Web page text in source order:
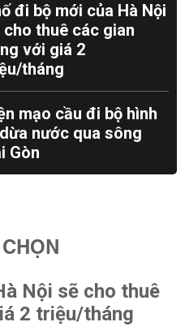
đi bộ mới của Hà Nội
cho thuê các gian
với giá 2
tháng
mạo cầu đi bộ hình
nước qua sông
Gòn
CHỌN
Nội sẽ cho thuê
2 triệu/tháng